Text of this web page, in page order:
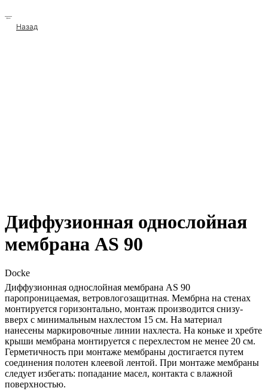
→
Назад
Диффузионная однослойная
мембрана AS 90
Docke
Диффузионная однослойная мембрана AS 90
паропроницаемая, ветровлогозащитная. Мембрна на стенах
монтируется горизонтально, монтаж производится снизу-
вверх с минимальным нахлестом 15 см. На материал
нанесены маркировочные линии нахлеста. На коньке и хребте
крыши мембрана монтируется с перехлестом не менее 20 см.
Герметичность при монтаже мембраны достигается путем
соединения полотен клеевой лентой. При монтаже мембраны
следует избегать: попадание масел, контакта с влажной
поверхностью.